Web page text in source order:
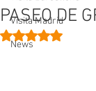
Visita Madrid
News
PASEO DE
Valutazione